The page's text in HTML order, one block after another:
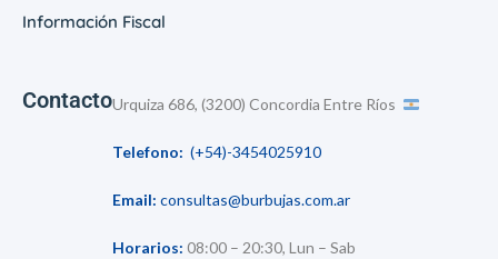
Información Fiscal
ContactoUrquiza 686, (3200) Concordia Entre Ríos
Telefono: (+54)-3454025910
Email: consultas@burbujas.com.ar
Horarios: 08:00 – 20:30, Lun – Sab